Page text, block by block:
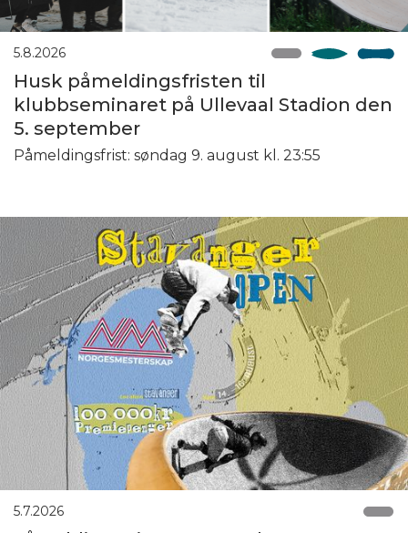
5.8.2026
Husk påmeldingsfristen til
klubbseminaret på Ullevaal Stadion den
5. september
Påmeldingsfrist: søndag 9. august kl. 23:55
5.7.2026